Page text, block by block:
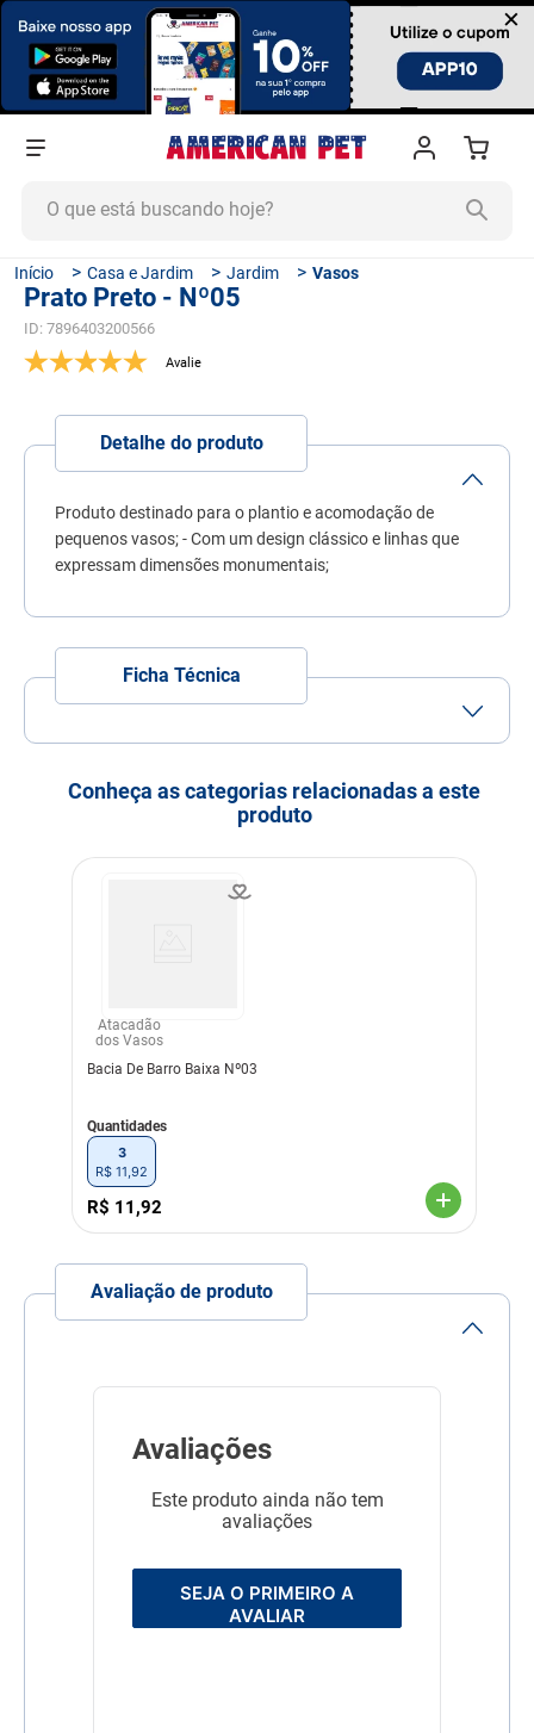
×
Casa e Jardim Jardim Vasos
Prato Preto - Nº05
ID: 7896403200566
Detalhe do produto
Produto destinado para o plantio e acomodação de
pequenos vasos; - Com um design clássico e linhas que
expressam dimensões monumentais;
Ficha Técnica
Plantas E Flores
Dimensões 26,5X26,5X4
Material
Conheça as categorias relacionadas a este
produto
Atacadão
dos Vasos
Bacia De Barro Baixa Nº03
Quantidades
3
R$ 11 92
R$ 11 ,92
Avaliação de produto
Avaliações
Este produto ainda não tem
avaliações
SEJA O PRIMEIRO A
AVALIAR
TERMOS MAIS BUSCADOS
areia
5º
ração
6º
fórmula natural
7º
quatree
ração premier